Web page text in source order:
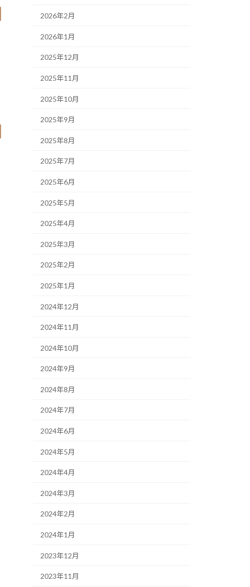
2026年2月
2026年1月
2025年12月
2025年11月
2025年10月
2025年9月
2025年8月
2025年7月
2025年6月
2025年5月
2025年4月
2025年3月
2025年2月
2025年1月
2024年12月
2024年11月
2024年10月
2024年9月
2024年8月
2024年7月
2024年6月
2024年5月
2024年4月
2024年3月
2024年2月
2024年1月
2023年12月
2023年11月